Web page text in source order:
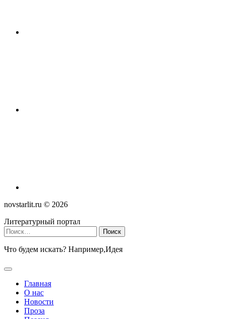
novstarlit.ru © 2026
Литературный портал
Найти:
Что будем искать? Например,Идея
Главная
О нас
Новости
Проза